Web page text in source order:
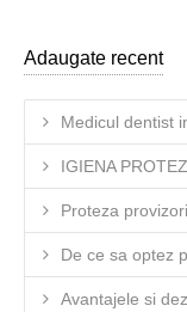
Adaugate recent
Medicul dentist
IGIENA
Proteza
De ce sa optez
Avantajele si